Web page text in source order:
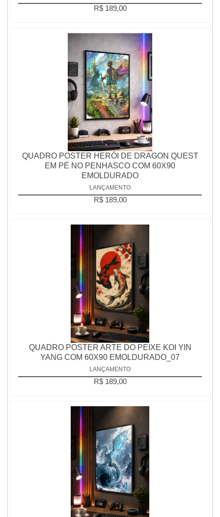
R$ 189,00
QUADRO POSTER HERÓI DE DRAGON QUEST
EM PÉ NO PENHASCO COM 60X90
EMOLDURADO
LANÇAMENTO
R$ 189,00
QUADRO POSTER ARTE DO PEIXE KOI YIN
YANG COM 60X90 EMOLDURADO_07
LANÇAMENTO
R$ 189,00